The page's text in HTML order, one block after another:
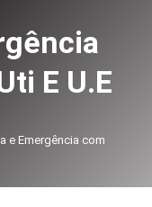
E U.E
e Emergência com